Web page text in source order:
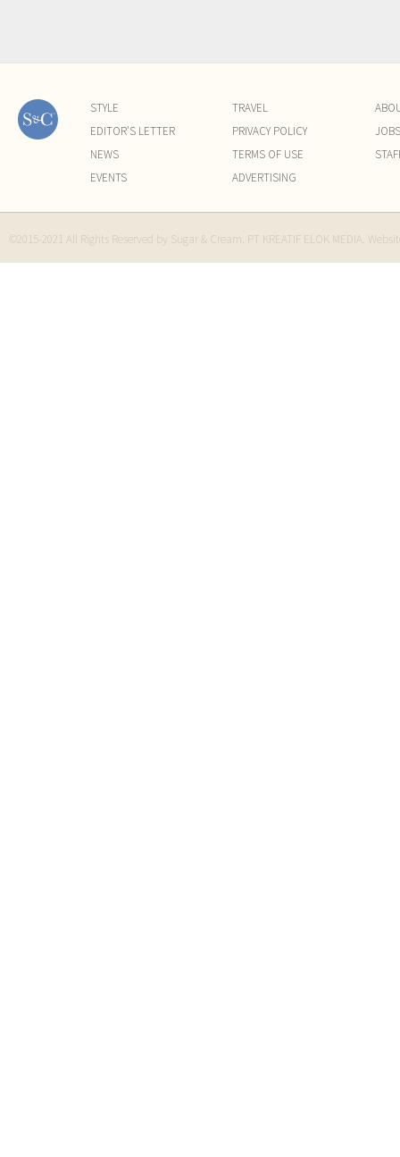
STYLE
EDITOR'S LETTER
NEWS
EVENTS
TRAVEL
PRIVACY POLICY
TERMS OF USE
ADVERTISING
JOBS
©2015-2021 All Rights Reserved by Sugar & Cream. PT KREATIF ELOK MEDIA.